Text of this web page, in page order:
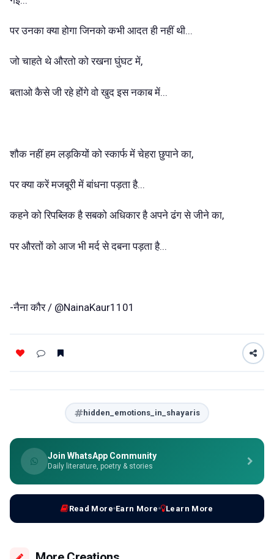
पर उनका क्या होगा जिनको कभी आदत ही नहीं थी...
जो चाहते थे औरतो को रखना घुंघट में,
बताओ कैसे जी रहे होंगे वो खुद इस नकाब में...
शौक नहीं हम लड़कियों को स्कार्फ में चेहरा छुपाने का,
पर क्या करें मजबूरी में बांधना पड़ता है...
कहने को रिपब्लिक है सबको अधिकार है अपने ढंग से जीने का,
पर औरतों को आज भी मर्द से दबना पड़ता है...
-नैना कौर / @NainaKaur1101
hidden_emotions_in_shayaris
Join WhatsApp Community
Daily literature, poetry & stories
Read More Earn More Learn More